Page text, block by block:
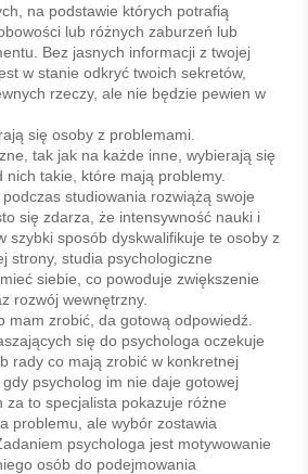
na podstawie których potrafią
lub różnych zaburzeń lub
Bez jasnych informacji z twojej
w stanie odkryć twoich sekretów,
rzeczy, ale nie będzie pewien w
się osoby z problemami.
tak jak na każde inne, wybierają się
nich takie, które mają problemy.
studiowania rozwiążą swoje
się zdarza, że intensywność nauki i
szybki sposób dyskwalifikuje te osoby z
strony, studia psychologiczne
siebie, co powoduje zwiększenie
rozwój wewnętrzny.
mam zrobić, da gotową odpowiedź.
się do psychologa oczekuje
rady co mają zrobić w konkretnej
psycholog im nie daje gotowej
za to specjalista pokazuje różne
problemu, ale wybór zostawia
psychologa jest motywowanie
osób do podejmowania